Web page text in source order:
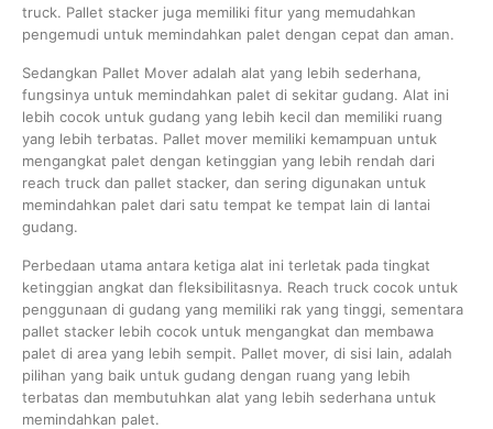
truck. Pallet stacker juga memiliki fitur yang memudahkan
pengemudi untuk memindahkan palet dengan cepat dan aman.
Sedangkan Pallet Mover adalah alat yang lebih sederhana,
fungsinya untuk memindahkan palet di sekitar gudang. Alat ini
lebih cocok untuk gudang yang lebih kecil dan memiliki ruang
yang lebih terbatas. Pallet mover memiliki kemampuan untuk
mengangkat palet dengan ketinggian yang lebih rendah dari
reach truck dan pallet stacker, dan sering digunakan untuk
memindahkan palet dari satu tempat ke tempat lain di lantai
gudang.
Perbedaan utama antara ketiga alat ini terletak pada tingkat
ketinggian angkat dan fleksibilitasnya. Reach truck cocok untuk
penggunaan di gudang yang memiliki rak yang tinggi, sementara
pallet stacker lebih cocok untuk mengangkat dan membawa
palet di area yang lebih sempit. Pallet mover, di sisi lain, adalah
pilihan yang baik untuk gudang dengan ruang yang lebih
terbatas dan membutuhkan alat yang lebih sederhana untuk
memindahkan palet.